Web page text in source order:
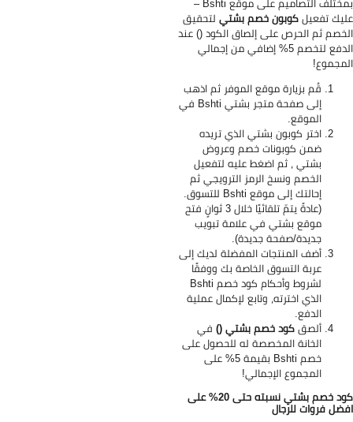
تفعيلكوبون خصم بشتيلتحقيق
ثم الحرص على إلصاق الكود () عند
الدفع لتخصم 5% إضافي من إجمالي
قُم بزيارة موقع الموفر ثم اذهب
إلى صفحة متجر بشتي Bshti في
الموقع.
اختر كوبون بشتي الذي تريده
ضمن كوبونات خصم وعروض
بشتي ، ثم اضغط عليه لتفعيل
الخصم ونسخ الرمز الترويجي ثم
إحالتك إلى موقع Bshti للتسوق.
(عادةً يتمّ تلقائيًا خلال 3 ثوانٍ فتح
موقع بشتي في علامة تبويب
جديدة/صفحة جديدة).
أضف المنتجات المفضلة لديك إلى
عربة التسوق الخاصة بك ووفقًا
لشروط وأحكام كود خصم Bshti
الذي اخترته، وتابع لإكمال عملية
الدفع.
ألصقكود خصم بشتي ()في
الخانة المخصصة له للحصول على
خصم Bshti بقيمة 5% على
المجموع الإجمالي!
كود خصم بشتي نسبته حتى 20% على
فروات للرجال